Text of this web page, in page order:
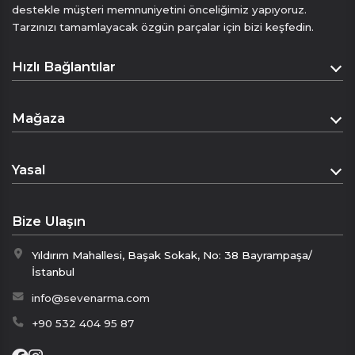
düğün, davet veya özel kutlamalarda stilinizi
öne çıkarır.
lüksü ve zarafeti aynı anda yansıtır.
• “Klasikleşen Lüks”
destekle müşteri memnuniyetini önceliğimiz yapıyoruz.
Tarzınızı tamamlayacak özgün parçalar için bizi keşfedin.
Hızlı Bağlantılar
Hakkımızda
Mağaza
Sepet
Yasal
Gizlilik Politikası
İptal & İade Politikası
Bize Ulaşın
Yıldırım Mahallesi, Başak Sokak, No: 38 Bayrampaşa/
İstanbul
info@sevenarma.com
+90 532 404 95 87